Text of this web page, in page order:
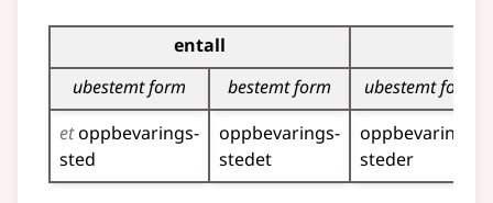
Bøyingstabell for dette substantivet
entall
ubestemt form
bestemt form
ubestemt form
etoppbevarings­
sted
oppbevarings­
stedet
oppbevarings­
steder